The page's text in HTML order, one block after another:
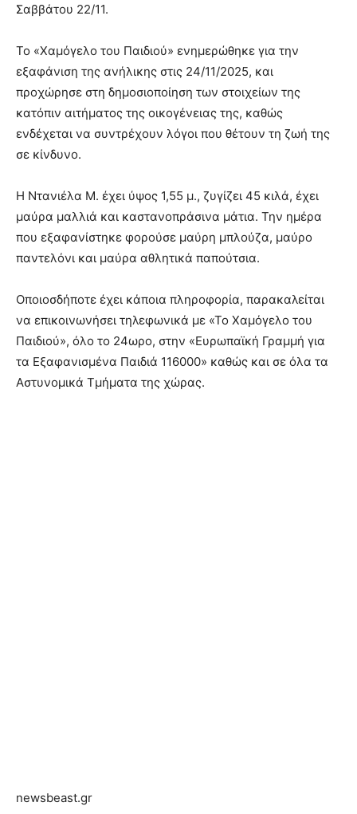
Σαββάτου 22/11.
Το «Χαμόγελο του Παιδιού» ενημερώθηκε για την
εξαφάνιση της ανήλικης στις 24/11/2025, και
προχώρησε στη δημοσιοποίηση των στοιχείων της
κατόπιν αιτήματος της οικογένειας της, καθώς
ενδέχεται να συντρέχουν λόγοι που θέτουν τη ζωή της
σε κίνδυνο.
Η Ντανιέλα Μ. έχει ύψος 1,55 μ., ζυγίζει 45 κιλά, έχει
μαύρα μαλλιά και καστανοπράσινα μάτια. Την ημέρα
που εξαφανίστηκε φορούσε μαύρη μπλούζα, μαύρο
παντελόνι και μαύρα αθλητικά παπούτσια.
Οποιοσδήποτε έχει κάποια πληροφορία, παρακαλείται
να επικοινωνήσει τηλεφωνικά με «Το Χαμόγελο του
Παιδιού», όλο το 24ωρο, στην «Ευρωπαϊκή Γραμμή για
τα Εξαφανισμένα Παιδιά 116000» καθώς και σε όλα τα
Αστυνομικά Τμήματα της χώρας.
newsbeast.gr